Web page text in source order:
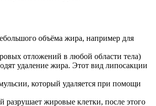
объёма жира, например для
отложений в любой области тела)
удаление жира. Этот вид липосакции
который удаляется при помощи
разрушает жировые клетки, после этого